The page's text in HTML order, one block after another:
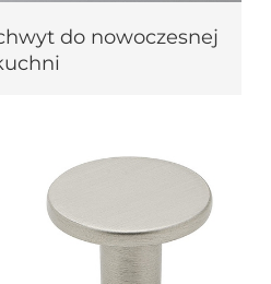
do nowoczesnej